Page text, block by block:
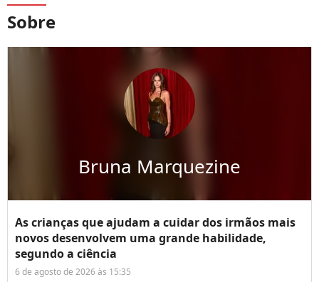
Sobre
Bruna Marquezine
As crianças que ajudam a cuidar dos irmãos mais
novos desenvolvem uma grande habilidade,
segundo a ciência
6 de agosto de 2026 às 15:35